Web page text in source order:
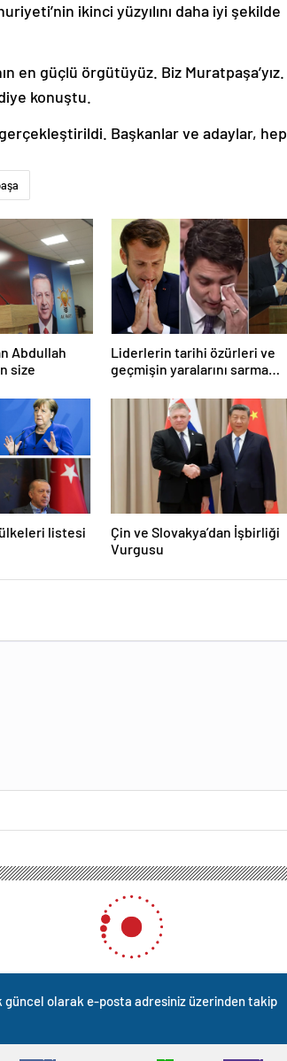
ikinci yüzyılını daha iyi şekilde
en güçlü örgütüyüz. Biz Muratpaşa’yız.
konuştu.
gerçekleştirildi. Başkanlar ve adaylar, hep
Abdullah
size
Liderlerin tarihi özürleri ve
geçmişin yaralarını sarma
listesi
Çin ve Slovakya’dan İşbirliği
Vurgusu
güncel olarak e-posta adresiniz üzerinden takip